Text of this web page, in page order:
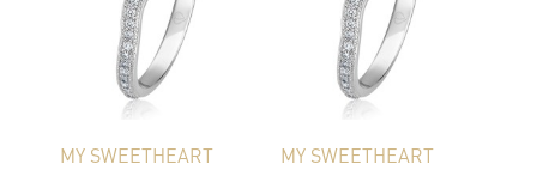
MY SWEETHEART MY SWEETHEART